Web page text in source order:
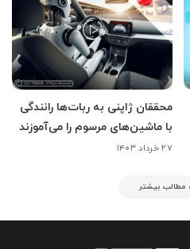
محققان ژاپنی به ربات‌ها رانندگی
با ماشین‌های مرسوم را می‌آموزند
۲۷ خرداد ۱۴۰۳
مطالب بیشتر